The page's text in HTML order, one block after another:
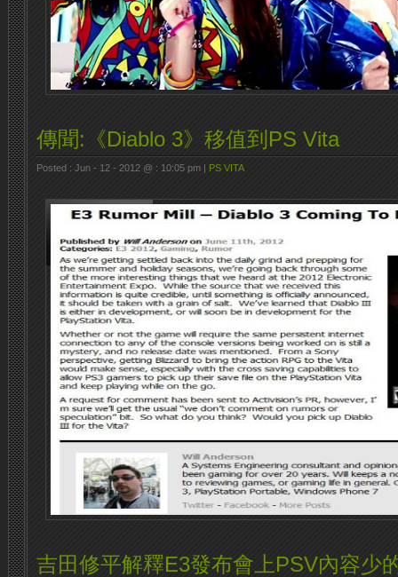
傳聞:《Diablo 3》移值到PS Vita
Posted : Jun - 12 - 2012 @ : 10:05 pm | PS VITA
吉田修平解釋E3發布會上PSV內容少